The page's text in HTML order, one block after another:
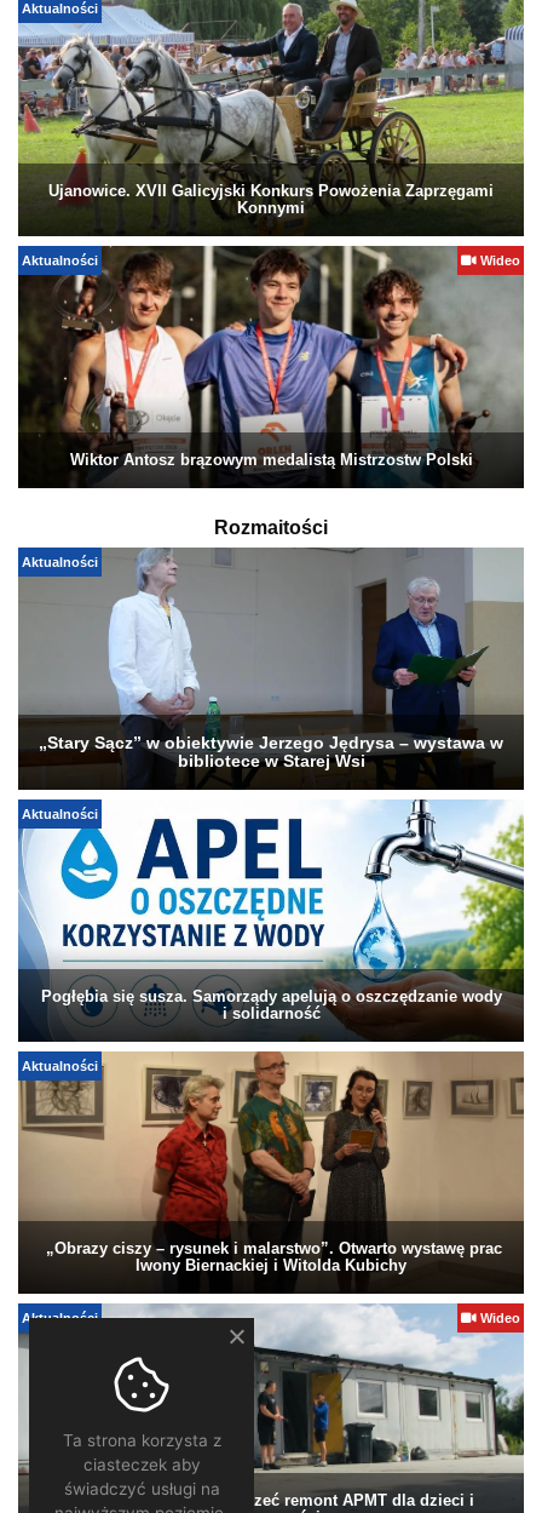
Aktualności
Ujanowice. XVII Galicyjski Konkurs Powożenia Zaprzęgami
Konnymi
Aktualności Wideo
Wiktor Antosz brązowym medalistą Mistrzostw Polski
Rozmaitości
Aktualności
„Stary Sącz” w obiektywie Jerzego Jędrysa – wystawa w
bibliotece w Starej Wsi
Aktualności
Pogłębia się susza. Samorządy apelują o oszczędzanie wody
i solidarność
Aktualności
„Obrazy ciszy – rysunek i malarstwo”. Otwarto wystawę prac
Iwony Biernackiej i Witolda Kubichy
Aktualności Wideo
Pomagamy. Warto wesprzeć remont APMT dla dzieci i
Ta strona korzysta z
ciasteczek aby
świadczyć usługi na